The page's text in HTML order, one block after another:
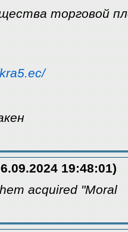
торговой
19:48:01)
acquired "Moral